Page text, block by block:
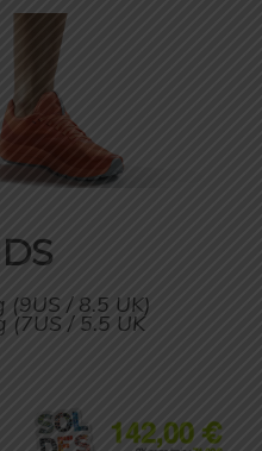
(9US / 8.5 UK)
(7US / 5.5 UK